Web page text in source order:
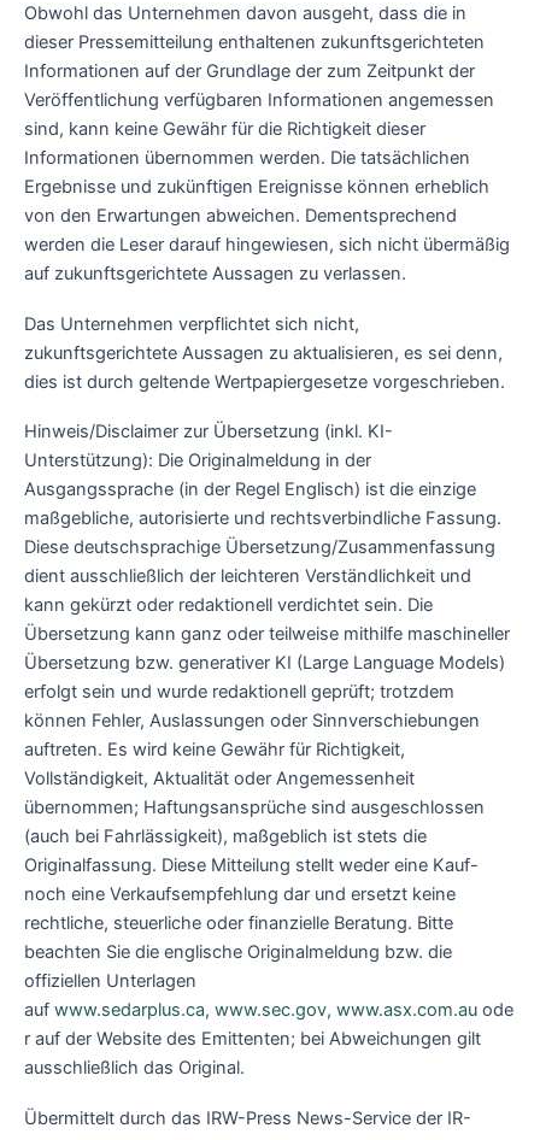
Obwohl das Unternehmen davon ausgeht, dass die in
dieser Pressemitteilung enthaltenen zukunftsgerichteten
Informationen auf der Grundlage der zum Zeitpunkt der
Veröffentlichung verfügbaren Informationen angemessen
sind, kann keine Gewähr für die Richtigkeit dieser
Informationen übernommen werden. Die tatsächlichen
Ergebnisse und zukünftigen Ereignisse können erheblich
von den Erwartungen abweichen. Dementsprechend
werden die Leser darauf hingewiesen, sich nicht übermäßig
auf zukunftsgerichtete Aussagen zu verlassen.
Das Unternehmen verpflichtet sich nicht,
zukunftsgerichtete Aussagen zu aktualisieren, es sei denn,
dies ist durch geltende Wertpapiergesetze vorgeschrieben.
Hinweis/Disclaimer zur Übersetzung (inkl. KI-
Unterstützung): Die Originalmeldung in der
Ausgangssprache (in der Regel Englisch) ist die einzige
maßgebliche, autorisierte und rechtsverbindliche Fassung.
Diese deutschsprachige Übersetzung/Zusammenfassung
dient ausschließlich der leichteren Verständlichkeit und
kann gekürzt oder redaktionell verdichtet sein. Die
Übersetzung kann ganz oder teilweise mithilfe maschineller
Übersetzung bzw. generativer KI (Large Language Models)
erfolgt sein und wurde redaktionell geprüft; trotzdem
können Fehler, Auslassungen oder Sinnverschiebungen
auftreten. Es wird keine Gewähr für Richtigkeit,
Vollständigkeit, Aktualität oder Angemessenheit
übernommen; Haftungsansprüche sind ausgeschlossen
(auch bei Fahrlässigkeit), maßgeblich ist stets die
Originalfassung. Diese Mitteilung stellt weder eine Kauf-
noch eine Verkaufsempfehlung dar und ersetzt keine
rechtliche, steuerliche oder finanzielle Beratung. Bitte
beachten Sie die englische Originalmeldung bzw. die
offiziellen Unterlagen
auf www.sedarplus.ca, www.sec.gov, www.asx.com.au ode
r auf der Website des Emittenten; bei Abweichungen gilt
ausschließlich das Original.
Übermittelt durch das IRW-Press News-Service der IR-